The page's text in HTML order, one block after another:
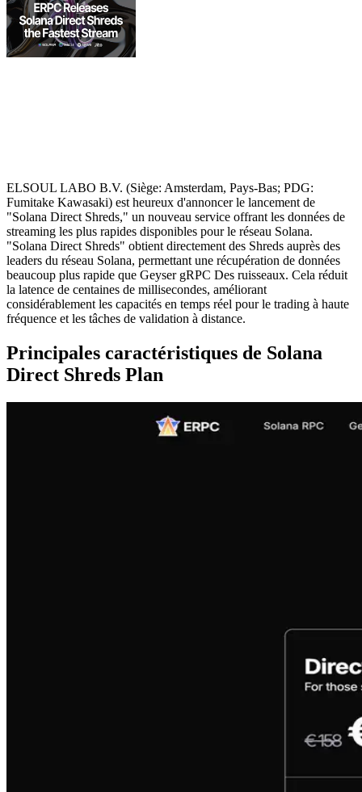
ELSOUL LABO B.V. (Siège: Amsterdam, Pays-Bas; PDG:
Fumitake Kawasaki) est heureux d'annoncer le lancement de
"Solana Direct Shreds," un nouveau service offrant les données de
streaming les plus rapides disponibles pour le réseau Solana.
"Solana Direct Shreds" obtient directement des Shreds auprès des
leaders du réseau Solana, permettant une récupération de données
beaucoup plus rapide que Geyser gRPC Des ruisseaux. Cela réduit
la latence de centaines de millisecondes, améliorant
considérablement les capacités en temps réel pour le trading à haute
fréquence et les tâches de validation à distance.
Principales caractéristiques de Solana
Direct Shreds Plan